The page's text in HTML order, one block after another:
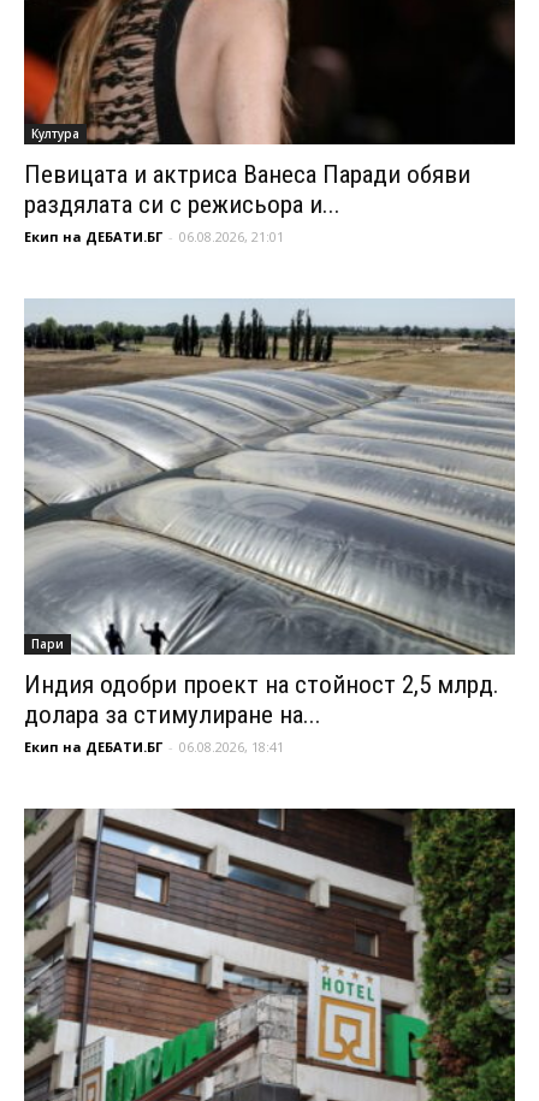
Култура
Певицата и актриса Ванеса Паради обяви
раздялата си с режисьора и...
Екип на ДЕБАТИ.БГ - 06.08.2026, 21:01
Пари
Индия одобри проект на стойност 2,5 млрд.
долара за стимулиране на...
Екип на ДЕБАТИ.БГ - 06.08.2026, 18:41